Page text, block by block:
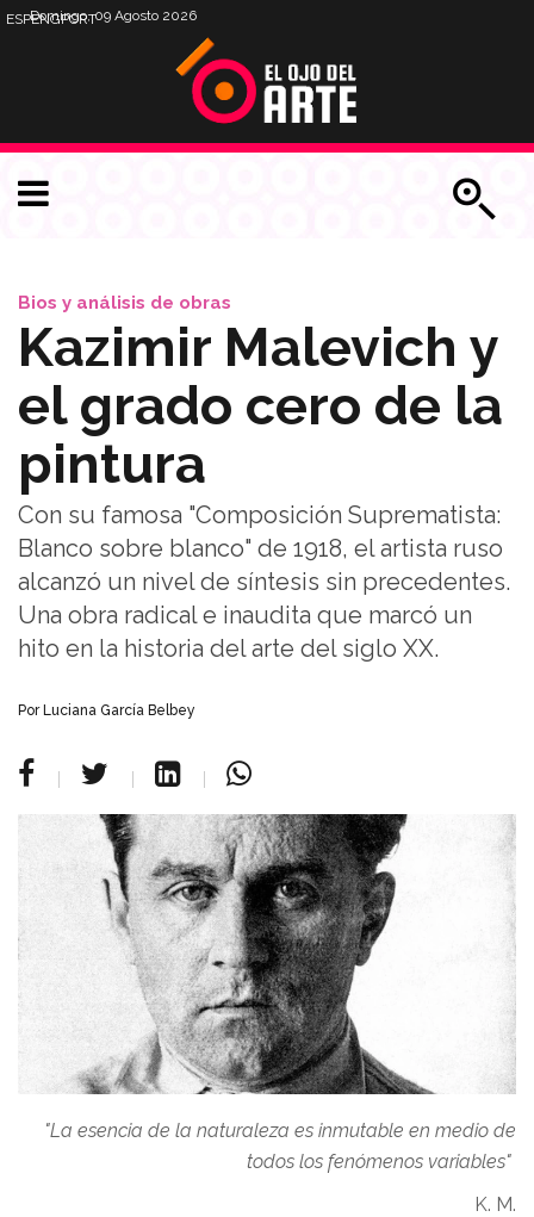
Domingo, 09 Agosto 2026
ESPENGPORT
Bios y análisis de obras
Kazimir Malevich y
el grado cero de la
pintura
Con su famosa "Composición Suprematista:
Blanco sobre blanco" de 1918, el artista ruso
alcanzó un nivel de síntesis sin precedentes.
Una obra radical e inaudita que marcó un
hito en la historia del arte del siglo XX.
Por Luciana García Belbey
"La esencia de la naturaleza es inmutable en medio de
todos los fenómenos variables"
K. M.